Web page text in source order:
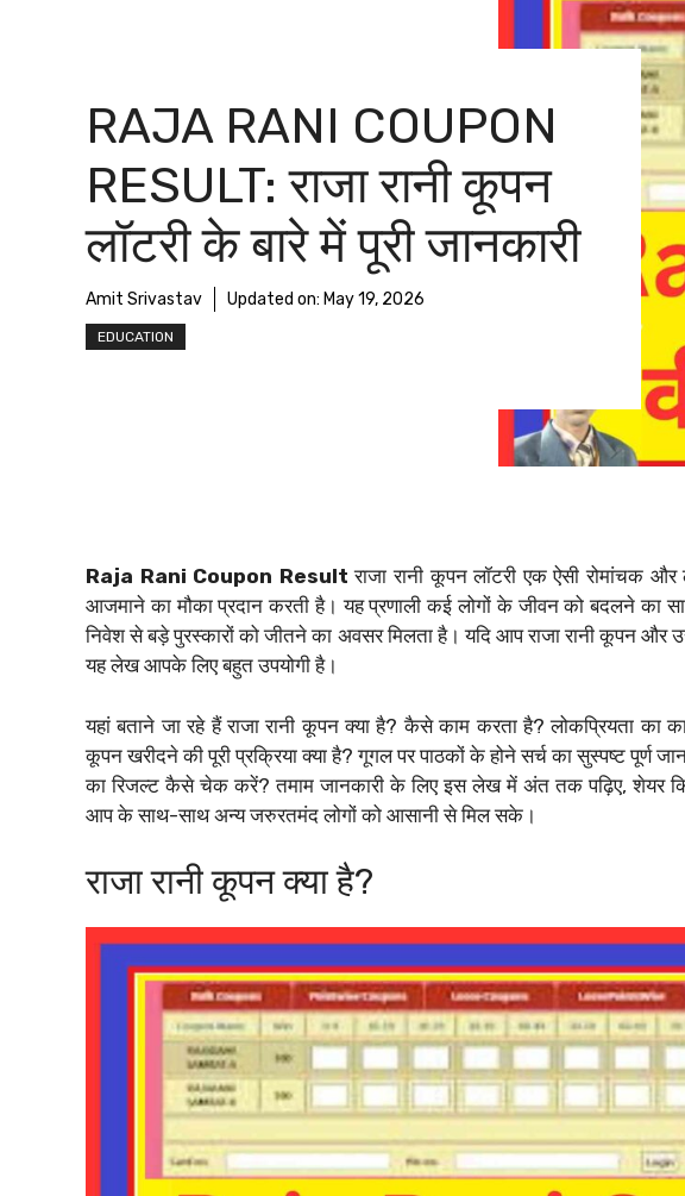
RAJA RANI COUPON
RESULT: राजा रानी कूपन
लॉटरी के बारे में पूरी जानकारी
Amit Srivastav Updated on: May 19, 2026
EDUCATION
Raja Rani Coupon Result राजा रानी कूपन लॉटरी एक ऐसी रोमांचक और
आजमाने का मौका प्रदान करती है। यह प्रणाली कई लोगों के जीवन को बदलने का
निवेश से बड़े पुरस्कारों को जीतने का अवसर मिलता है। यदि आप राजा रानी कूपन और
यह लेख आपके लिए बहुत उपयोगी है।
यहां बताने जा रहे हैं राजा रानी कूपन क्या है? कैसे काम करता है? लोकप्रियता का
कूपन खरीदने की पूरी प्रक्रिया क्या है? गूगल पर पाठकों के होने सर्च का सुस्पष्ट पूर्ण
का रिजल्ट कैसे चेक करें? तमाम जानकारी के लिए इस लेख में अंत तक पढ़िए, शेयर
आप के साथ-साथ अन्य जरुरतमंद लोगों को आसानी से मिल सके।
राजा रानी कूपन क्या है?